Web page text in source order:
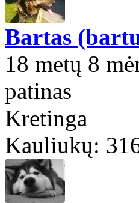
Bartas
18 metų 8
patinas
Kretinga
Kauliukų: